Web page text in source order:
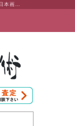
京・銀座 おいだ美術